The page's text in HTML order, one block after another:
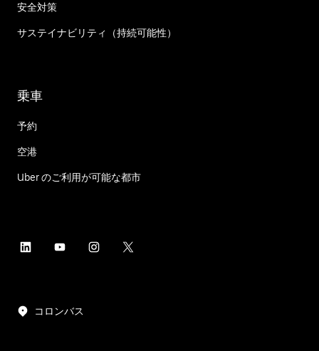
安全対策
サステイナビリティ（持続可能性）
乗車
予約
空港
Uber のご利用が可能な都市
コロンバス